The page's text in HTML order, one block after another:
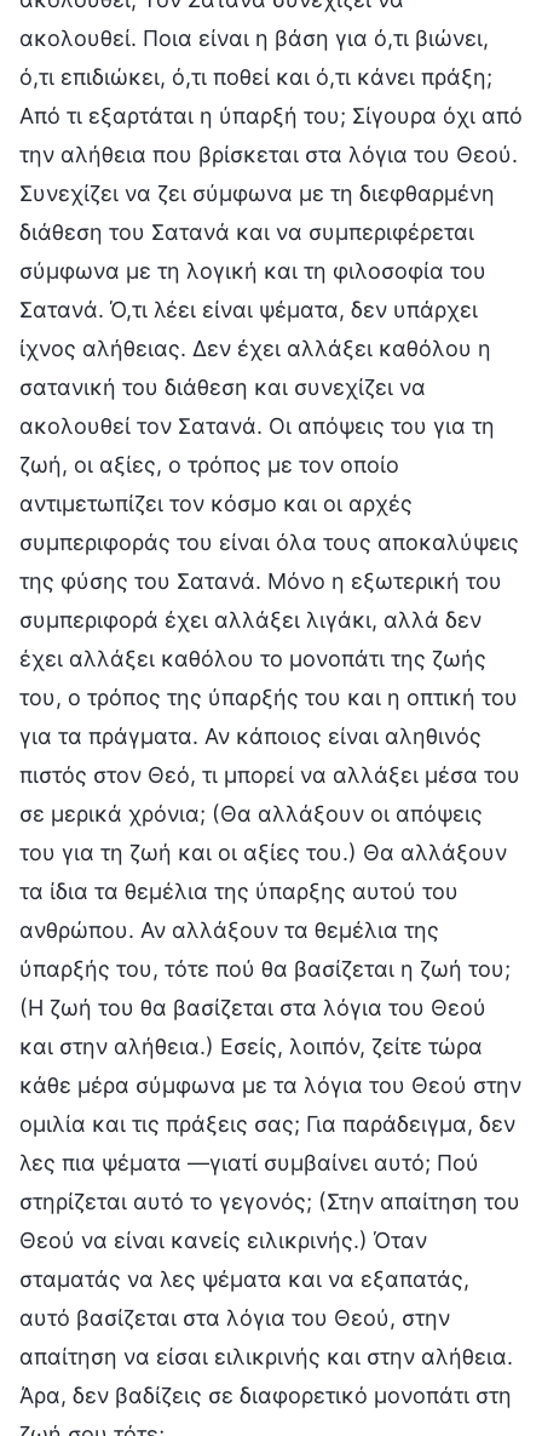
ακολουθεί. Ποια είναι η βάση για ό,τι βιώνει,
ό,τι επιδιώκει, ό,τι ποθεί και ό,τι κάνει πράξη;
Από τι εξαρτάται η ύπαρξή του; Σίγουρα όχι από
την αλήθεια που βρίσκεται στα λόγια του Θεού.
Συνεχίζει να ζει σύμφωνα με τη διεφθαρμένη
διάθεση του Σατανά και να συμπεριφέρεται
σύμφωνα με τη λογική και τη φιλοσοφία του
Σατανά. Ό,τι λέει είναι ψέματα, δεν υπάρχει
ίχνος αλήθειας. Δεν έχει αλλάξει καθόλου η
σατανική του διάθεση και συνεχίζει να
ακολουθεί τον Σατανά. Οι απόψεις του για τη
ζωή, οι αξίες, ο τρόπος με τον οποίο
αντιμετωπίζει τον κόσμο και οι αρχές
συμπεριφοράς του είναι όλα τους αποκαλύψεις
της φύσης του Σατανά. Μόνο η εξωτερική του
συμπεριφορά έχει αλλάξει λιγάκι, αλλά δεν
έχει αλλάξει καθόλου το μονοπάτι της ζωής
του, ο τρόπος της ύπαρξής του και η οπτική του
για τα πράγματα. Αν κάποιος είναι αληθινός
πιστός στον Θεό, τι μπορεί να αλλάξει μέσα του
σε μερικά χρόνια; (Θα αλλάξουν οι απόψεις
του για τη ζωή και οι αξίες του.) Θα αλλάξουν
τα ίδια τα θεμέλια της ύπαρξης αυτού του
ανθρώπου. Αν αλλάξουν τα θεμέλια της
ύπαρξής του, τότε πού θα βασίζεται η ζωή του;
(Η ζωή του θα βασίζεται στα λόγια του Θεού
και στην αλήθεια.) Εσείς, λοιπόν, ζείτε τώρα
κάθε μέρα σύμφωνα με τα λόγια του Θεού στην
ομιλία και τις πράξεις σας; Για παράδειγμα, δεν
λες πια ψέματα —γιατί συμβαίνει αυτό; Πού
στηρίζεται αυτό το γεγονός; (Στην απαίτηση του
Θεού να είναι κανείς ειλικρινής.) Όταν
σταματάς να λες ψέματα και να εξαπατάς,
αυτό βασίζεται στα λόγια του Θεού, στην
απαίτηση να είσαι ειλικρινής και στην αλήθεια.
Άρα, δεν βαδίζεις σε διαφορετικό μονοπάτι στη